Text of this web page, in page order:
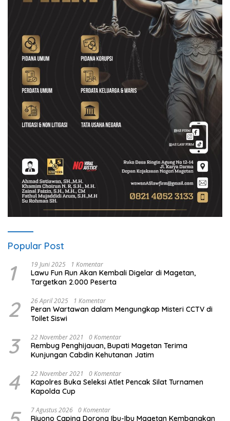
Popular Post
1 19 Juni 2025 1 Komentar
Lawu Fun Run Akan Kembali Digelar di Magetan,
Targetkan 2.000 Peserta
2 26 April 2025 1 Komentar
Peran Wartawan dalam Mengungkap Misteri CCTV di
Toilet Siswi
3 22 November 2021 0 Komentar
Rembug Penghijauan, Bupati Magetan Terima
Kunjungan Cabdin Kehutanan Jatim
4 22 November 2021 0 Komentar
Kapolres Buka Seleksi Atlet Pencak Silat Turnamen
Kapolda Cup
7 Agustus 2026 0 Komentar
Riyono Caping Dorong Ibu-Ibu Magetan Kembangkan